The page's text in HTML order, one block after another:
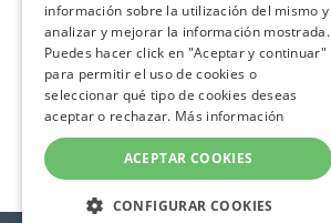
información sobre la utilización del mismo y
analizar y mejorar la información mostrada.
Puedes hacer click en "Aceptar y continuar"
para permitir el uso de cookies o
seleccionar qué tipo de cookies deseas
aceptar o rechazar. Más información
ACEPTAR COOKIES
CONFIGURAR COOKIES